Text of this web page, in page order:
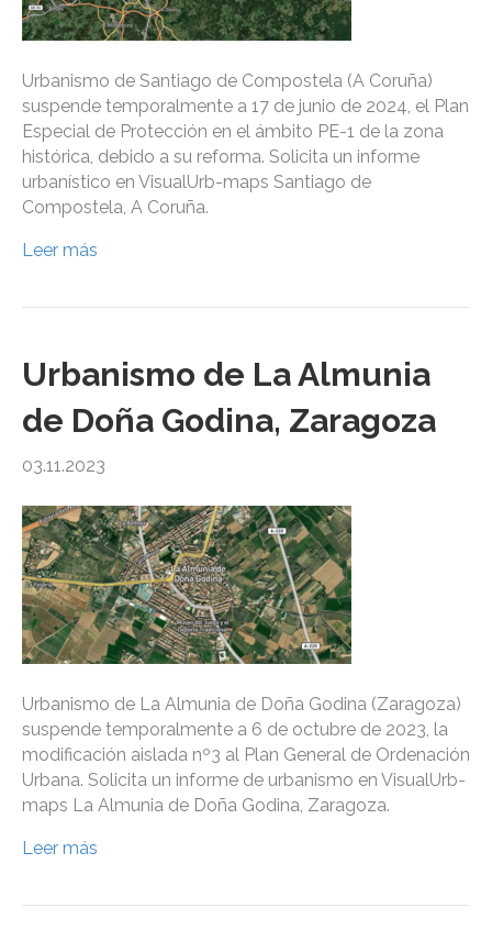
Urbanismo de Santiago de Compostela (A Coruña)
suspende temporalmente a 17 de junio de 2024, el Plan
Especial de Protección en el ámbito PE-1 de la zona
histórica, debido a su reforma. Solicita un informe
urbanístico en VisualUrb-maps Santiago de
Compostela, A Coruña.
Leer más
Urbanismo de La Almunia
de Doña Godina, Zaragoza
03.11.2023
Urbanismo de La Almunia de Doña Godina (Zaragoza)
suspende temporalmente a 6 de octubre de 2023, la
modificación aislada nº3 al Plan General de Ordenación
Urbana. Solicita un informe de urbanismo en VisualUrb-
maps La Almunia de Doña Godina, Zaragoza.
Leer más